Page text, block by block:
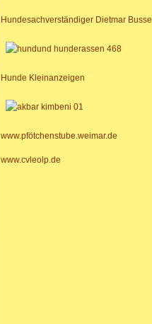
Hundesachverständiger Dietmar Busse
Hunde Kleinanzeigen
www.pfötchenstube.weimar.de
www.cvleolp.de